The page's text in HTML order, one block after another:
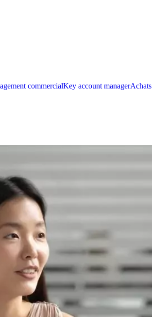
commercialKey account managerAchats